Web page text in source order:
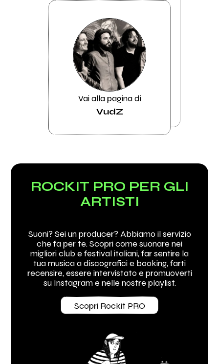
Vai alla pagina di
VudZ
ROCKIT PRO PER GLI
ARTISTI
Suoni? Sei un producer? Abbiamo il servizio
che fa per te. Scopri come suonare nei
migliori club e festival italiani, far sentire la
tua musica a discografici e booking, farti
recensire, essere intervistato e promuoverti
su Instagram e nelle nostre playlist.
Scopri Rockit PRO